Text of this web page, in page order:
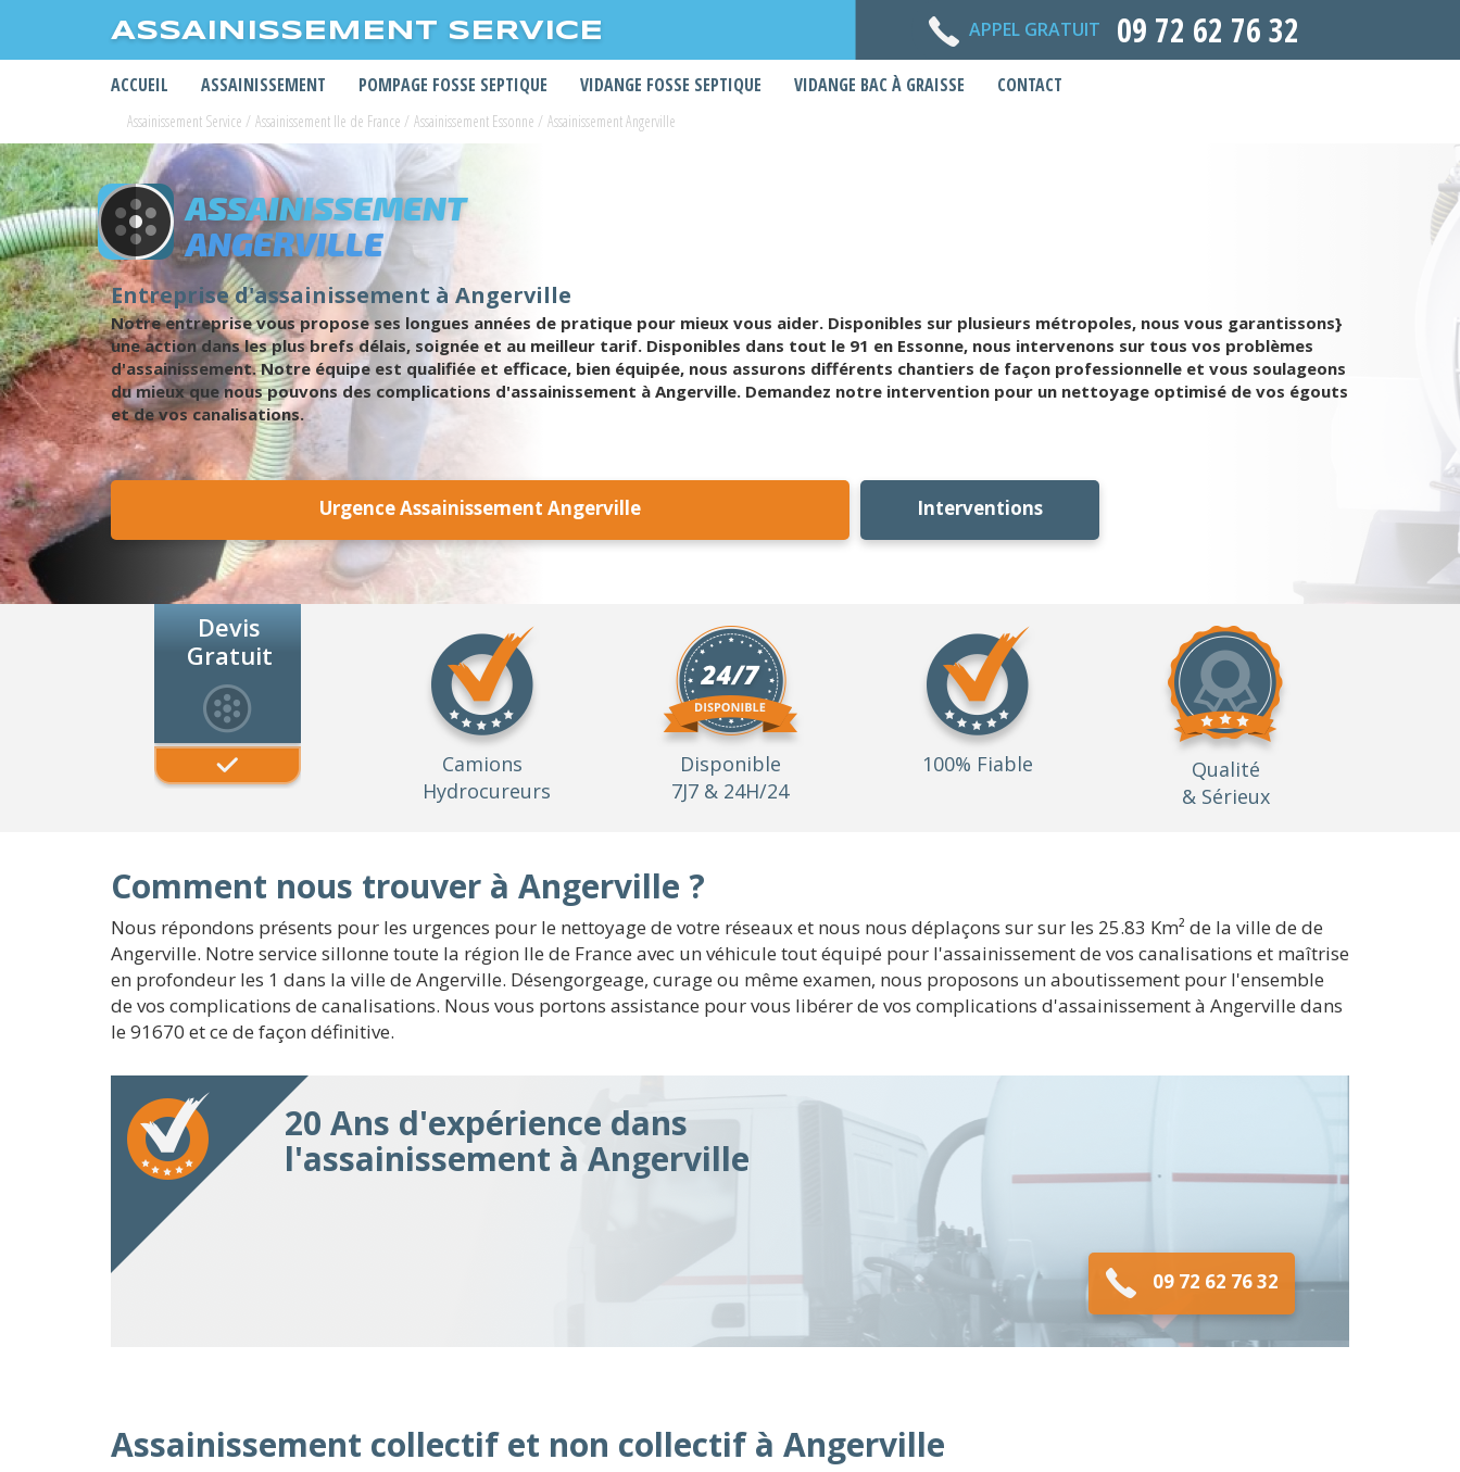
ASSAINISSEMENT SERVICE APPEL GRATUIT 09 72 62 76 32
ACCUEIL ASSAINISSEMENT POMPAGE FOSSE SEPTIQUE VIDANGE FOSSE SEPTIQUE VIDANGE BAC À GRAISSE CONTACT
Assainissement Service / Assainissement Ile de France / Assainissement Essonne / Assainissement Angerville
ASSAINISSEMENT
ANGERVILLE
Entreprise d'assainissement à Angerville
Notre entreprise vous propose ses longues années de pratique pour mieux vous aider. Disponibles sur plusieurs métropoles, nous vous garantissons}
une action dans les plus brefs délais, soignée et au meilleur tarif. Disponibles dans tout le 91 en Essonne, nous intervenons sur tous vos problèmes
d'assainissement. Notre équipe est qualifiée et efficace, bien équipée, nous assurons différents chantiers de façon professionnelle et vous soulageons
du mieux que nous pouvons des complications d'assainissement à Angerville. Demandez notre intervention pour un nettoyage optimisé de vos égouts
et de vos canalisations.
Urgence Assainissement Angerville Interventions
Devis
Gratuit
Camions
Hydrocureurs
Disponible
7J7 & 24H/24
100% Fiable
Qualité
& Sérieux
Comment nous trouver à Angerville ?
Nous répondons présents pour les urgences pour le nettoyage de votre réseaux et nous nous déplaçons sur sur les 25.83 Km² de la ville de de
Angerville. Notre service sillonne toute la région Ile de France avec un véhicule tout équipé pour l'assainissement de vos canalisations et maîtrise
en profondeur les 1 dans la ville de Angerville. Désengorgeage, curage ou même examen, nous proposons un aboutissement pour l'ensemble
de vos complications de canalisations. Nous vous portons assistance pour vous libérer de vos complications d'assainissement à Angerville dans
le 91670 et ce de façon définitive.
20 Ans d'expérience dans
l'assainissement à Angerville
09 72 62 76 32
Assainissement collectif et non collectif à Angerville